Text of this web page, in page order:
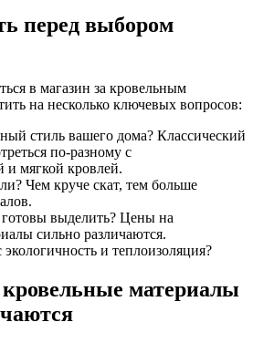
перед выбором
в магазин за кровельным
на несколько ключевых вопросов:
стиль вашего дома? Классический
по-разному с
и мягкой кровлей.
Чем круче скат, тем больше
выделить? Цены на
сильно различаются.
и теплоизоляция?
материалы